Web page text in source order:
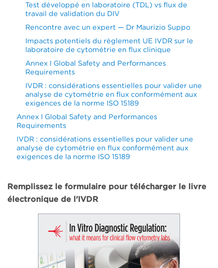
Test développé en laboratoire (TDL) vs flux de
travail de validation du DIV
Rencontre avec un expert — Dr Maurizio Suppo
Impacts potentiels du règlement UE IVDR sur le
laboratoire de cytométrie en flux clinique
Annex I Global Safety and Performances
Requirements
IVDR : considérations essentielles pour valider une
analyse de cytométrie en flux conformément aux
exigences de la norme ISO 15189
Annex I Global Safety and Performances
Requirements
IVDR : considérations essentielles pour valider une
analyse de cytométrie en flux conformément aux
exigences de la norme ISO 15189
Remplissez le formulaire pour télécharger le livre
électronique de l'IVDR